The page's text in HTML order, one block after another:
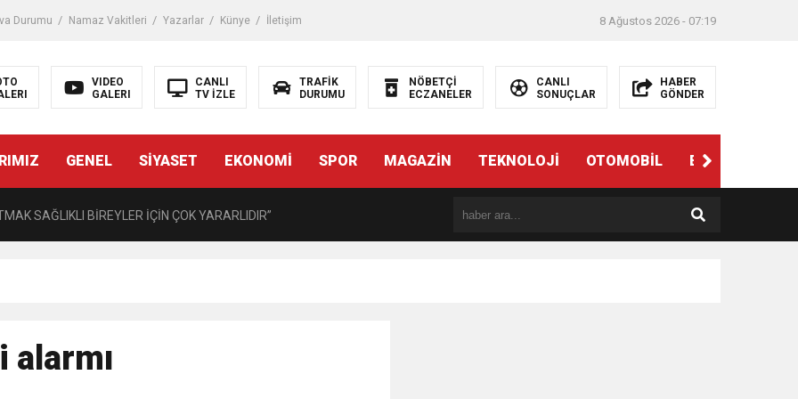
Durumu Namaz Vakitleri Yazarlar Künye İletişim 8 Ağustos 2026 - 07:19
VIDEO
GALERI
CANLI
TV İZLE
TRAFİK
DURUMU
NÖBETÇİ
ECZANELER
CANLI
SONUÇLAR
HABER
GÖNDER
GENEL SİYASET EKONOMİ SPOR MAGAZİN TEKNOLOJİ OTOMOBİL EĞİTİM
LİSELİLERE BİLGİLENDİRME
SAĞLIKLI BİREYLER İÇİN ÇOK YARARLIDIR”
DOLAYISIYLA BİN 100 PERSONELE BİSİKLET DAĞITTI
alarmı